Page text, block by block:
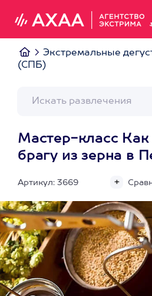
Экстремальные
(СПБ)
Мастер-класс Как
брагу из зерна в
Артикул: 3669